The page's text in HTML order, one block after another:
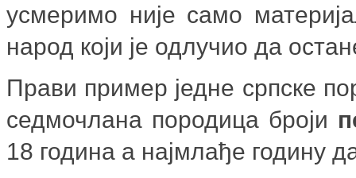
усмеримо није само
народ који је одлучио да
Прави пример једне српске
седмочлана породица броји
18 година а најмлађе годину